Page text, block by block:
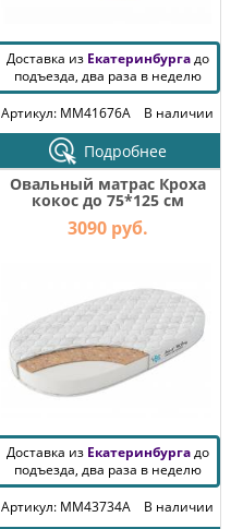
Доставка из Екатеринбургадо
подъезда, два раза в неделю
Артикул: MM41676A
В наличии
Подробнее
Овальный матрас Кроха
кокос до 75*125 см
3090 руб.
Доставка из Екатеринбургадо
подъезда, два раза в неделю
Артикул: MM43734A
В наличии